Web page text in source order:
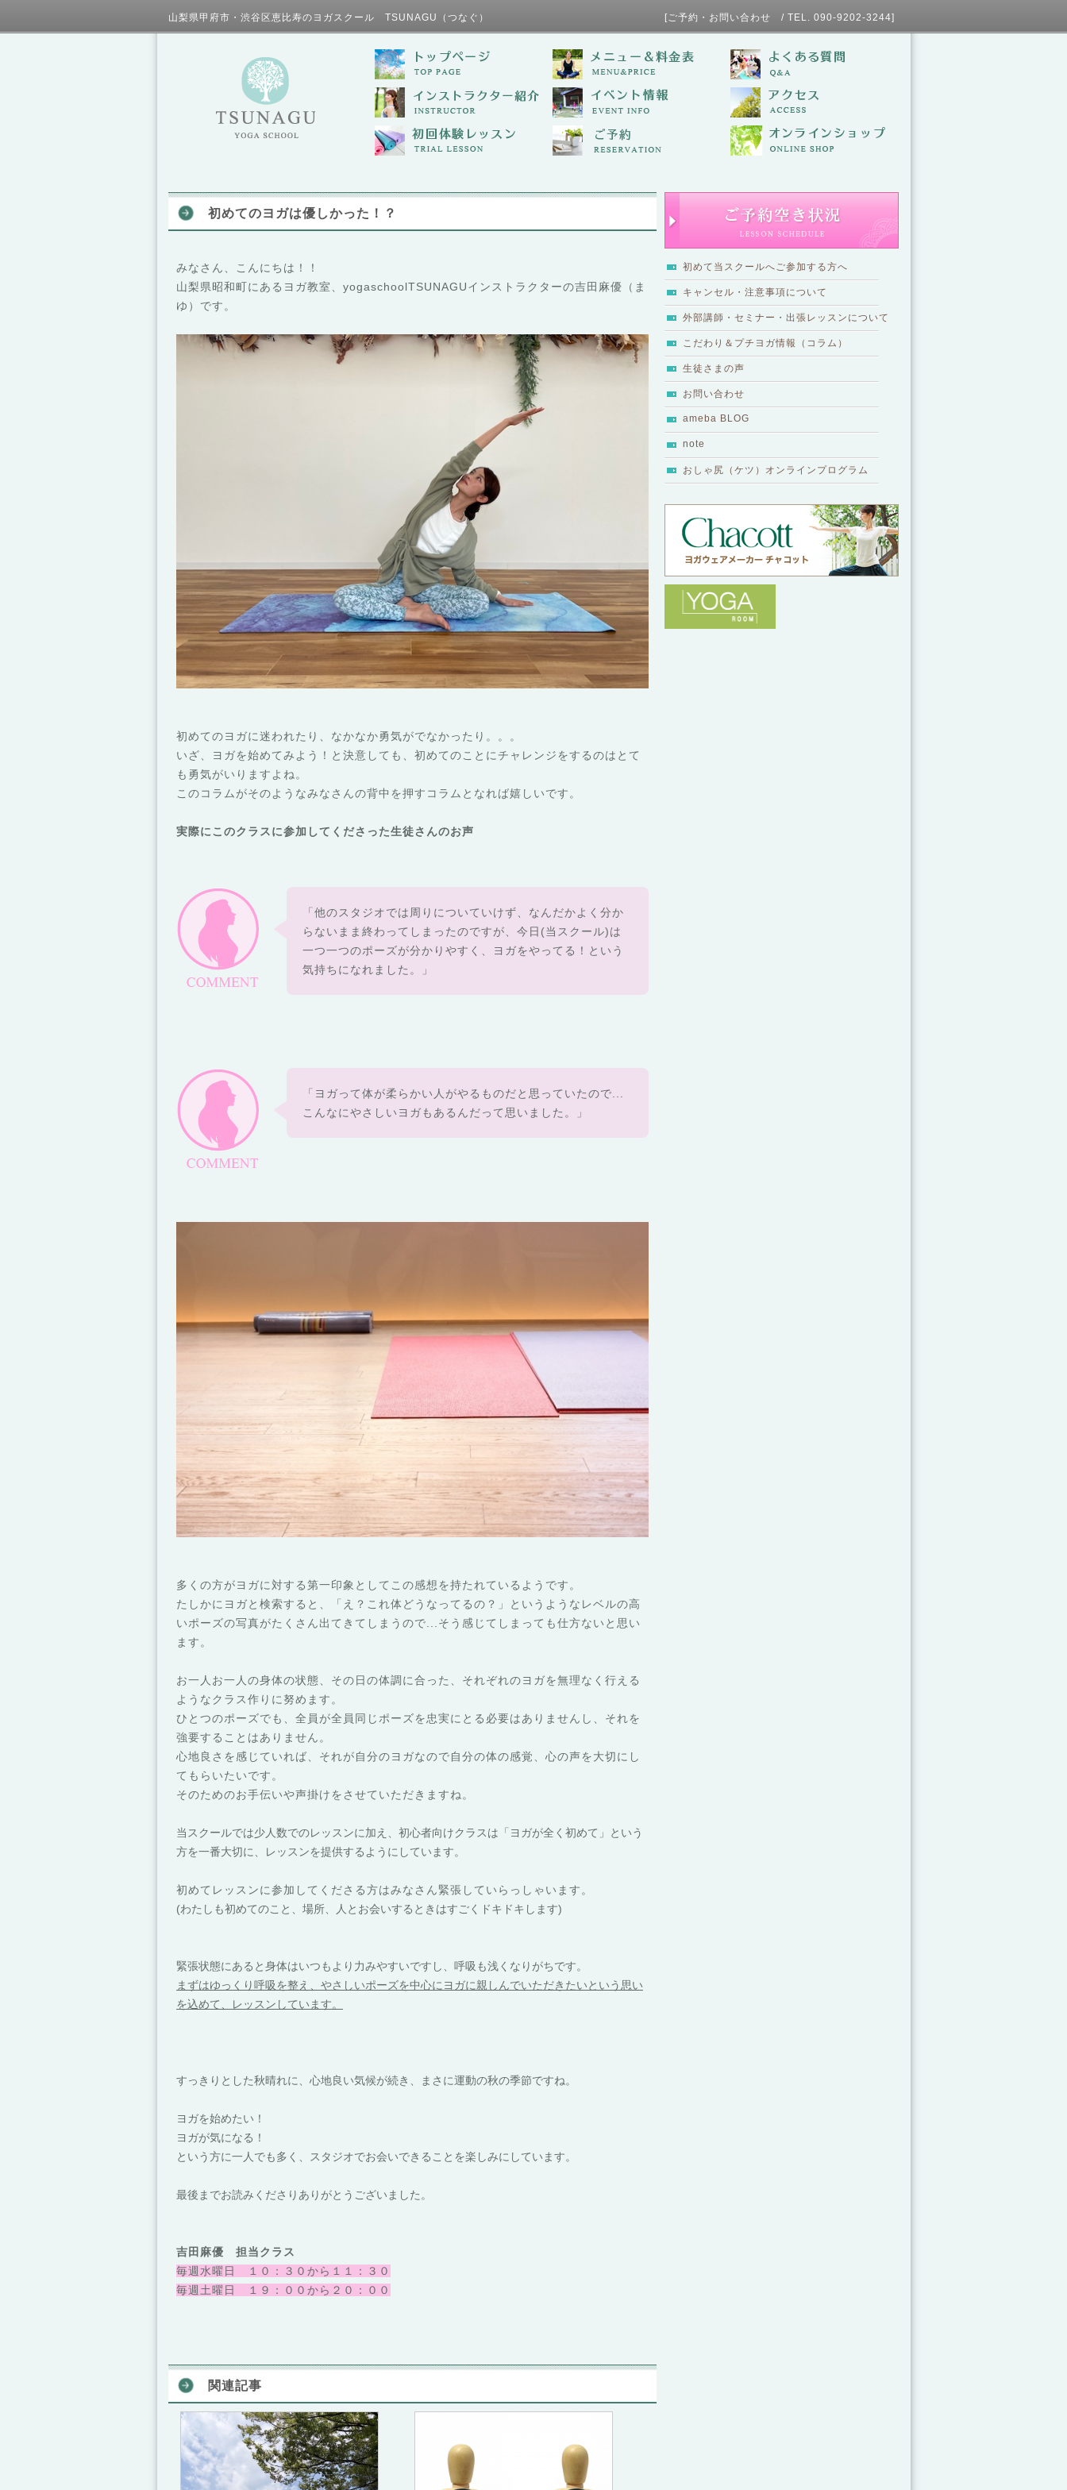
山梨県甲府市・渋谷区恵比寿のヨガスクール TSUNAGU（つなぐ） [ご予約・お問い合わせ / TEL. 090-9202-3244]
初めて当スクールへご参加する方へ
キャンセル・注意事項について
外部講師・セミナー・出張レッスンについて
こだわり＆プチヨガ情報（コラム）
生徒さまの声
お問い合わせ
ameba BLOG
note
おしゃ尻（ケツ）オンラインプログラム
初めてのヨガは優しかった！？
みなさん、こんにちは！！
山梨県昭和町にあるヨガ教室、yogaschoolTSUNAGUインストラクターの吉田麻優（ま
ゆ）です。
初めてのヨガに迷われたり、なかなか勇気がでなかったり。。。
いざ、ヨガを始めてみよう！と決意しても、初めてのことにチャレ ンジをするのはとて
も勇気がいりますよね。
このコラムがそのようなみなさんの背中を押すコラムとなれば嬉しいです。
実際にこのクラスに参加してくださった生徒さんのお声
「他のスタジオでは周りについていけず、なんだかよく分か
らない まま終わってしまったのですが、今日(当スクール)は
一つ一つのポーズが分かりやすく、ヨガをやってる！ という
気持ちになれました。」
「ヨガって体が柔らかい人がやるものだと思っていたので...
こ んなにやさしいヨガもあるんだって思いました。」
多くの方がヨガに対する第一印象としてこの感想を持たれているよ うです。
たしかにヨガと検索すると、「え？これ体どうなってるの？」とい うようなレベルの高
いポーズの写真がたくさん出てきてしまうので ...そう感じてしまっても仕方ないと思い
ます。
お一人お一人の身体の状態、その日の体調に合った、それぞれのヨ ガを無理なく行える
ようなクラス作りに努めます。
ひとつのポーズでも、全員が全員同じポーズを忠実にとる必要はあ りませんし、それを
強要することはありません。
心地良さを感じていれば、それが自分のヨガなので自分の体の感覚
、心の声を大切にし
てもらいたいです。
そのためのお手伝いや声掛けをさせていただきますね。
当スクールでは少人数でのレッスンに加え、初心者向けクラスは「 ヨガが全く初めて」という
方を一番大切に、レッスンを提供するようにしています。
初めてレッスンに参加してくださる方はみなさん緊張していらっし ゃいます。
(わたしも初めてのこと、場所、人とお会いするときはすごくドキ ドキします)
緊張状態にあると身体はいつもより力みやすいですし、呼吸も浅く なりがちです。
まずはゆっくり呼吸を整え、やさしいポーズを中心にヨガに親しんでいただきたいという思い
を込めて、レッスンしています。
すっきりとした秋晴れに、心地良い気候が続き、まさに運動の秋の季節ですね。
ヨガを始めたい！
ヨガが気になる！
という方に一人でも多く、スタジオでお会いできることを楽しみにしています。
最後までお読みくださりありがとうございました。
吉田麻優 担当クラス
毎週水曜日 １０：３０から１１：３０
毎週土曜日 １９：００から２０：００
関連記事